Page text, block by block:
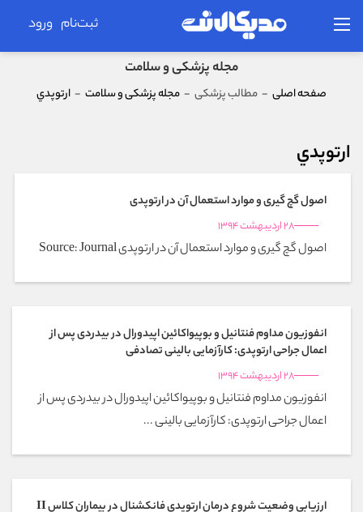
ثبت‌نام ورود
مجله پزشکی و سلامت
صفحه اصلی - مطالب پزشکی - مجله پزشکی و سلامت - ارتوپدي
ارتوپدي
اصول گچ گیری و موارد استعمال آن در ارتوپدی
28 اردیبهشت 1394
اصول گچ گیری و موارد استعمال آن در ارتوپدی Source: Journal
انفوزیون مداوم فنتانیل و بوپیواکائین اپیدورال در بیدردی پس از
اعمال جراحی ارتوپدی: کارآزمایی بالینی تصادفی
28 اردیبهشت 1394
انفوزیون مداوم فنتانیل و بوپیواکائین اپیدورال در بیدردی پس از
اعمال جراحی ارتوپدی: کارآزمایی بالینی ...
ارزیابی وضعیت شروع درمان ارتوپدی فانکشنال در بیماران کلاس II